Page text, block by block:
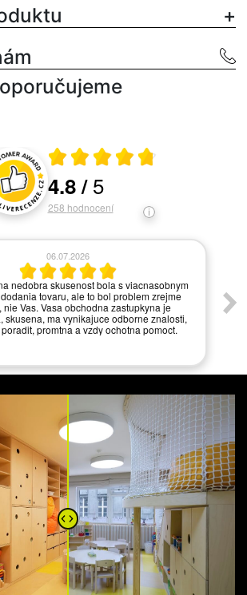
Hodnocení a recenze zákazníků
Průměrné hodnocení 4.8 z 5
4.8/5
258 hodnocení
06.07.2026
nedobra skusenost bola s viacnasobnym
tovaru, ale to bol problem zrejme
nie Vas. Vasa obchodna zastupkyna je
skusena, ma vynikajuce odborne znalosti,
promtna a vzdy ochotna pomoct.